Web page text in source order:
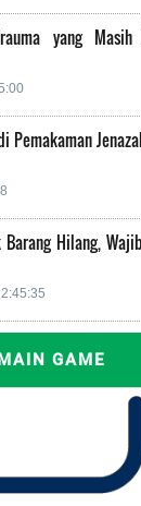
yang
Hilang,
GAME